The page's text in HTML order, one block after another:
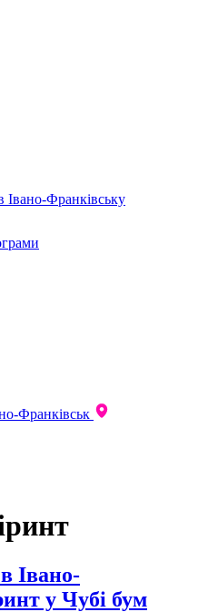
Івано-Франківську
Франківськ
Івано-
у Чубі бум